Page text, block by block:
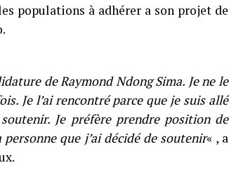
populations à adhérer a son projet de
de Raymond Ndong Sima. Je ne le
Je l’ai rencontré parce que je suis allé
Je préfère prendre position de
que j’ai décidé de soutenir« , a